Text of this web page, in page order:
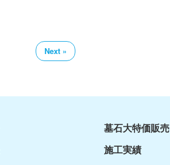
Next »
墓石大特価販売
施工実績